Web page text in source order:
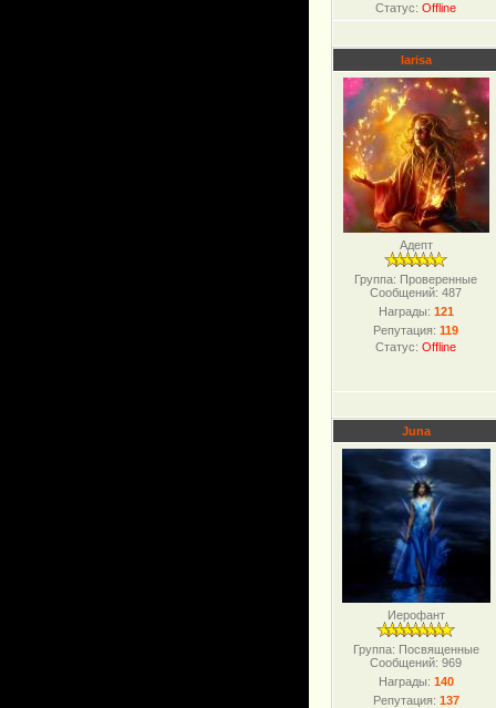
Статус:Offline
larisa
Адепт
Группа: Проверенные
Сообщений:487
Награды: 121
Репутация:119
Статус:Offline
Juna
Иерофант
Группа: Посвященные
Сообщений:969
Награды: 140
Репутация: 137